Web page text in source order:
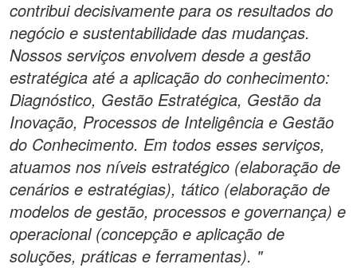
contribui decisivamente para os resultados do
negócio e sustentabilidade das mudanças.
Nossos serviços envolvem desde a gestão
estratégica até a aplicação do conhecimento:
Diagnóstico, Gestão Estratégica, Gestão da
Inovação, Processos de Inteligência e Gestão
do Conhecimento. Em todos esses serviços,
atuamos nos níveis estratégico (elaboração de
cenários e estratégias), tático (elaboração de
modelos de gestão, processos e governança) e
operacional (concepção e aplicação de
soluções, práticas e ferramentas). "